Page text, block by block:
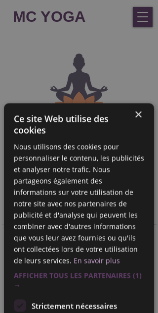
MC YOGA
×
Ce site Web utilise des
cookies
Nous utilisons des cookies pour
personnaliser le contenu, les publicités
et analyser notre trafic. Nous
partageons également des
informations sur votre utilisation de
notre site avec nos partenaires de
publicité et d'analyse qui peuvent les
combiner avec d'autres informations
que vous leur avez fournies ou qu'ils
ont collectées lors de votre utilisation
de leurs services. En savoir plus
AFFICHER TOUS LES PARTENAIRES (1)
→
Strictement nécessaires